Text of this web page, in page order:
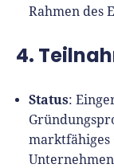
Rahmen des
4.
Status:
marktfähiges